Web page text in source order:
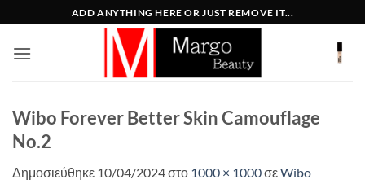
στο
περιεχόμενο
ADD ANYTHING HERE OR JUST REMOVE IT...
Wibo Forever Better Skin Camouflage
No.2
Δημοσιεύθηκε 10/04/2024στο 1000 × 1000σεWibo